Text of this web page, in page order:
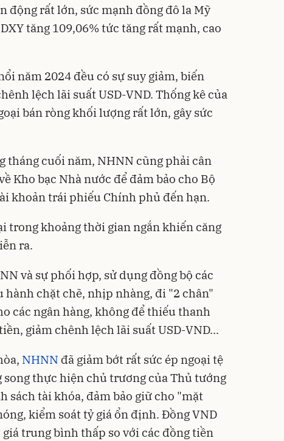
động rất lớn, sức mạnh đồng đô la Mỹ
tăng 109,06% tức tăng rất mạnh, cao
năm 2024 đều có sự suy giảm, biến
lệch lãi suất USD-VND. Thống kê của
bán ròng khối lượng rất lớn, gây sức
tháng cuối năm, NHNN cũng phải cân
Kho bạc Nhà nước để đảm bảo cho Bộ
khoản trái phiếu Chính phủ đến hạn.
trong khoảng thời gian ngắn khiến căng
ra.
và sự phối hợp, sử dụng đồng bộ các
hành chặt chẽ, nhịp nhàng, đi "2 chân"
các ngân hàng, không để thiếu thanh
giảm chênh lệch lãi suất USD-VND...
NHNN đã giảm bớt rất sức ép ngoại tệ
song thực hiện chủ trương của Thủ tướng
sách tài khóa, đảm bảo giữ cho "mặt
kiểm soát tỷ giá ổn định. Đồng VND
trung bình thấp so với các đồng tiền